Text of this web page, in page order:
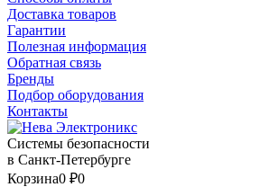
Доставка товаров
Гарантии
Полезная информация
Обратная связь
Бренды
Подбор оборудования
Контакты
Системы безопасности
в Санкт-Петербурге
Корзина0 ₽0